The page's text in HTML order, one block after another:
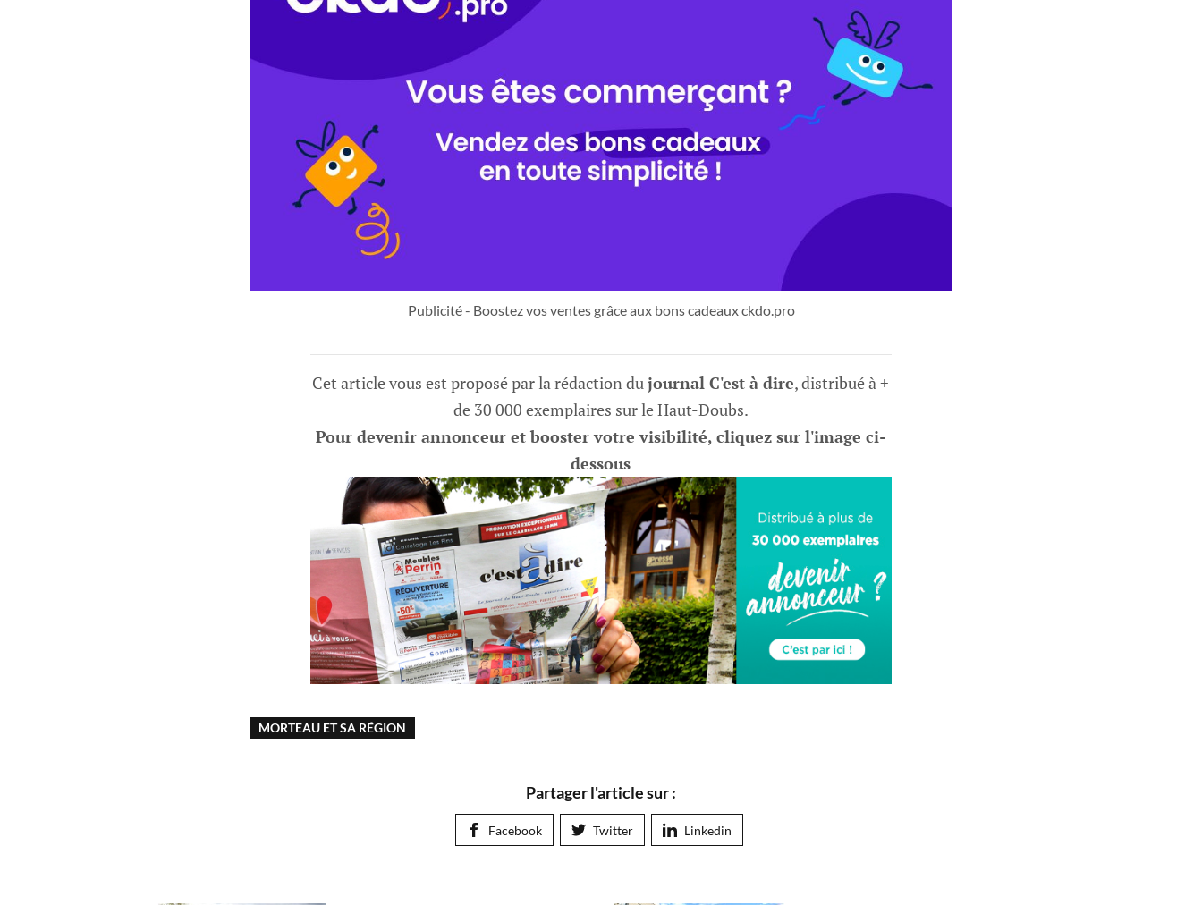
Publicité - Boostez vos ventes grâce aux bons cadeaux ckdo.pro
Cet article vous est proposé par la rédaction dujournal C'est à dire, distribué à +
de 30 000 exemplaires sur le Haut-Doubs.
Pour devenir annonceur et booster votre visibilité, cliquez sur l'image ci-
dessous
MORTEAU ET SA RÉGION
Partager l'article sur :
Facebook Twitter Linkedin